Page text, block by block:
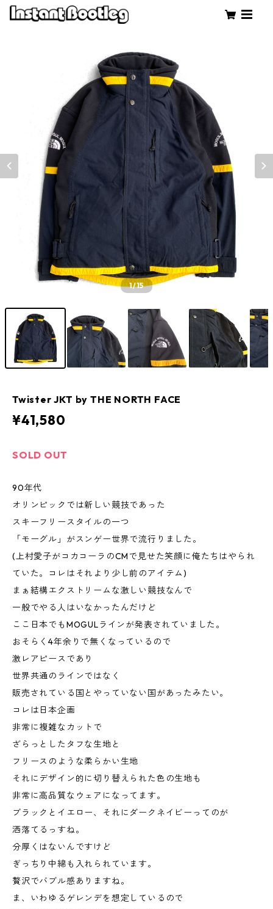
1/15
Twister JKT by THE NORTH FACE
¥41,580
SOLD OUT
90年代
オリンピックでは新しい競技であった
スキーフリースタイルの一つ
「モーグル」がスンゲー世界で流行りました。
(上村愛子がコカコーラのCMで見せた笑顔に俺たちはやられ
ていた。コレはそれより少し前のアイテム)
まぁ結構エクストリームな激しい競技なんで
一般でやる人はいなかったんだけど
ここ日本でもMOGULラインが発表されていました。
おそらく4年余りで無くなっているので
激レアピースであり
世界共通のラインではなく
販売されている国とやっていない国があったみたい。
コレは日本企画
非常に複雑なカットで
ざらっとしたタフな生地と
フリースのような柔らかい生地
それにデザイン的に切り替えられた色の生地も
非常に高品質なウェアになってます。
ブラックとイエロー、それにダークネイビーってのが
洒落てるっすね。
分厚くはないんですけど
ぎっちり中綿も入れられています。
贅沢でバブル感ありますね。
ま、いわゆるゲレンデを想定しているので